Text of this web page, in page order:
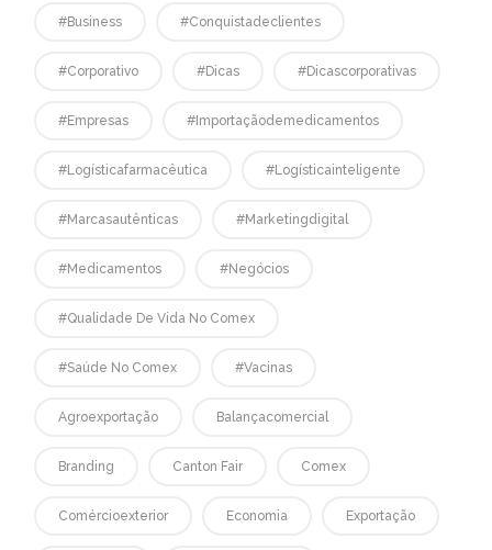
#business #conquistadeclientes
#corporativo #dicas #dicascorporativas
#empresas #Importaçãodemedicamentos
#logísticafarmacêutica #logísticainteligente
#marcasautênticas #marketingdigital
#medicamentos #negócios
#qualidade De Vida No Comex
#saúde No Comex #vacinas
Agroexportação Balançacomercial
Branding Canton Fair Comex
Comércioexterior Economia Exportação